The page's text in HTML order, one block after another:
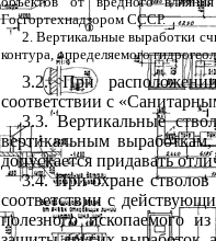
Госгортехнадзором СССР.
2. Вертикальные выработки
контура, определяемого
3.2. При
соответствии с
3.3. Вертикальные
вертикальным
допускается придавать
3.4. При охране
соответствии с
полезного ископаемого